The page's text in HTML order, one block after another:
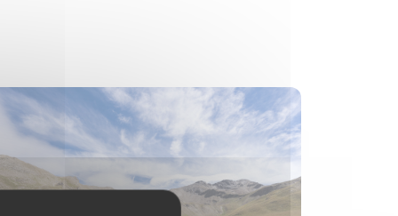
un nouvel onglet)